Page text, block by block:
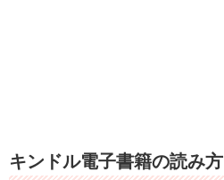
キンドル電子書籍の読み方